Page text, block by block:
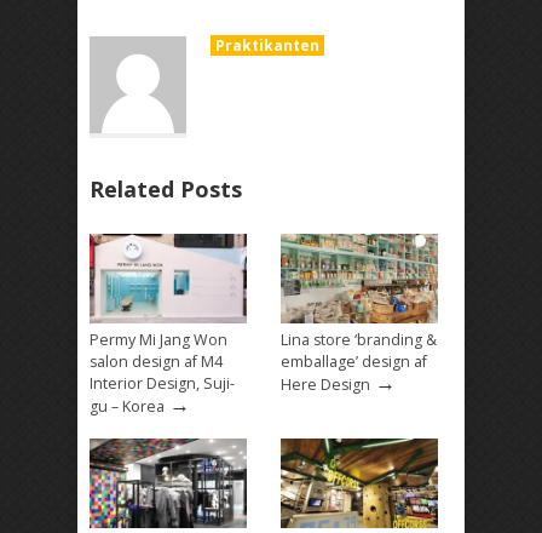
Praktikanten
Related Posts
Permy Mi Jang Won
salon design af M4
Interior Design, Suji-
gu – Korea →
Lina store ‘branding &
emballage’ design af
Here Design →